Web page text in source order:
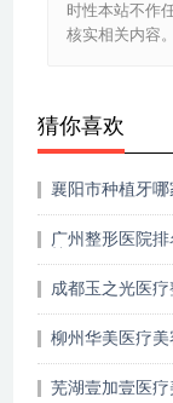
时性本站不作
核实相关内容。
猜你喜欢
襄阳市种植牙
广州整形医院
成都玉之光医
柳州华美医疗
芜湖壹加壹医